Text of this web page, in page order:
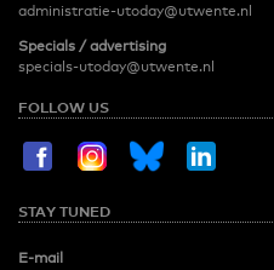
administratie-utoday@utwente.nl
Specials / advertising
specials-utoday@utwente.nl
FOLLOW US
STAY TUNED
E-mail